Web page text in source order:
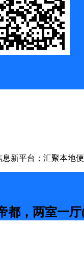
新平台；汇聚本地
都，两室一